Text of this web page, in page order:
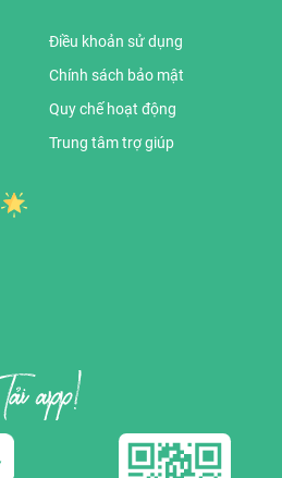
Điều khoản sử dụng
Chính sách bảo mật
Quy chế hoạt động
Trung tâm trợ giúp